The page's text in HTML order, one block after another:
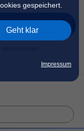
gespeichert.
Geht klar
Impressum